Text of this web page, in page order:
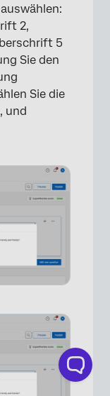
2,
5
Sie den
Sie die
und